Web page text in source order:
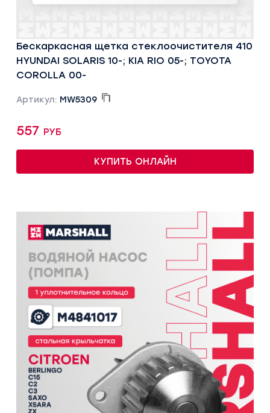
Бескаркасная щетка стеклоочистителя 410
HYUNDAI SOLARIS 10-; KIA RIO 05-; TOYOTA
COROLLA 00-
Артикул: MW5309
557 руб
КУПИТЬ ОНЛАЙН